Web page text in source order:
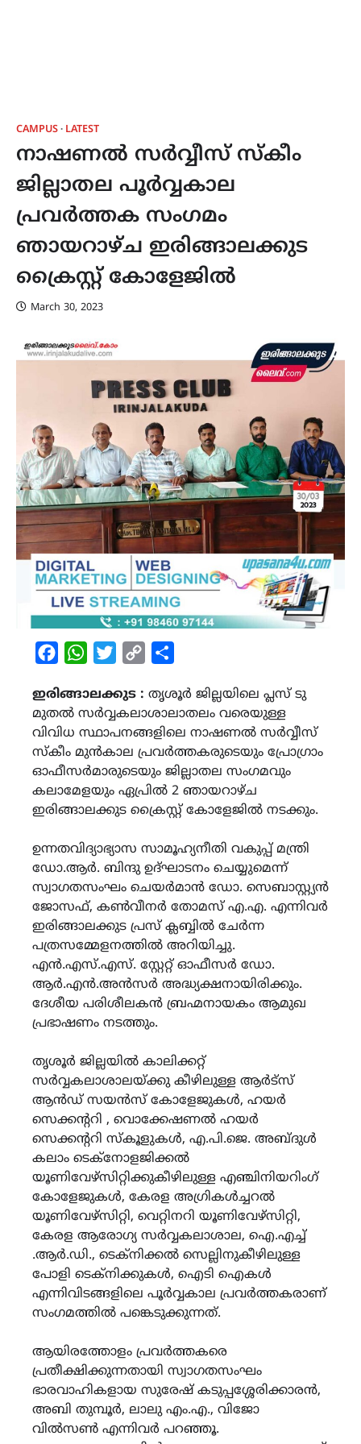
CAMPUS LATEST
നാഷണല്‍ സര്‍വ്വീസ് സ്കീം
ജില്ലാതല പൂര്‍വ്വകാല
പ്രവര്‍ത്തക സംഗമം
ഞായറാഴ്ച ഇരിങ്ങാലക്കുട
ക്രൈസ്റ്റ് കോളേജില്‍
March 30, 2023
FacebookWhatsAppTwitterCopy
ഇരിങ്ങാലക്കുട : തൃശൂര്‍ ജില്ലയിലെ പ്ലസ് ടു
മുതല്‍ സര്‍വ്വകലാശാലാതലം വരെയുള്ള
വിവിധ സ്ഥാപനങ്ങളിലെ നാഷണല്‍ സര്‍വ്വീസ്
സ്കീം മുന്‍കാല പ്രവര്‍ത്തകരുടെയും പ്രോഗ്രാം
ഓഫീസര്‍മാരുടെയും ജില്ലാതല സംഗമവും
കലാമേളയും ഏപ്രില്‍ 2 ഞായറാഴ്ച
ഇരിങ്ങാലക്കുട ക്രൈസ്റ്റ് കോളേജില്‍ നടക്കും.
ഉന്നതവിദ്യാഭ്യാസ സാമൂഹ്യനീതി വകുപ്പ് മന്ത്രി
ഡോ.ആര്‍. ബിന്ദു ഉദ്ഘാടനം ചെയ്യുമെന്ന്
സ്വാഗതസംഘം ചെയര്‍മാന്‍ ഡോ. സെബാസ്റ്റ്യന്‍
ജോസഫ്, കണ്‍വീനര്‍ തോമസ് എ.എ. എന്നിവര്‍
ഇരിങ്ങാലക്കുട പ്രസ് ക്ലബ്ബിൽ ചേർന്ന
പത്രസമ്മേളനത്തില്‍ അറിയിച്ചു.
എന്‍.എസ്.എസ്. സ്റ്റേറ്റ് ഓഫീസര്‍ ഡോ.
ആര്‍.എന്‍.അന്‍സര്‍ അദ്ധ്യക്ഷനായിരിക്കും.
ദേശീയ പരിശീലകന്‍ ബ്രഹ്മനായകം ആമുഖ
പ്രഭാഷണം നടത്തും.
തൃശൂര്‍ ജില്ലയില്‍ കാലിക്കറ്റ്
സര്‍വ്വകലാശാലയ്ക്കു കീഴിലുള്ള ആര്‍ട്സ്
ആന്‍ഡ് സയന്‍സ് കോളേജുകള്‍, ഹയര്‍
സെക്കന്‍ററി , വൊക്കേഷണല്‍ ഹയര്‍
സെക്കന്‍ററി സ്കൂളുകള്‍, എ.പി.ജെ. അബ്ദുള്‍
കലാം ടെക്നോളജിക്കല്‍
യൂണിവേഴ്സിറ്റിക്കുകീഴിലുള്ള എഞ്ചിനിയറിംഗ്
കോളേജുകള്‍, കേരള അഗ്രികള്‍ച്ചറല്‍
യൂണിവേഴ്സിറ്റി, വെറ്റിനറി യൂണിവേഴ്സിറ്റി,
കേരള ആരോഗ്യ സര്‍വ്വകലാശാല, ഐ.എച്ച്
.ആര്‍.ഡി., ടെക്നിക്കല്‍ സെല്ലിനുകീഴിലുള്ള
പോളി ടെക്നിക്കുകള്‍, ഐടി ഐകള്‍
എന്നിവിടങ്ങളിലെ പൂര്‍വ്വകാല പ്രവര്‍ത്തകരാണ്
സംഗമത്തില്‍ പങ്കെടുക്കുന്നത്.
ആയിരത്തോളം പ്രവര്‍ത്തകരെ
പ്രതീക്ഷിക്കുന്നതായി സ്വാഗതസംഘം
ഭാരവാഹികളായ സുരേഷ് കടുപ്പശ്ശേരിക്കാരന്‍,
അബി തുമ്പൂര്‍, ലാലു എം.എ., വിജോ
വില്‍സണ്‍ എന്നിവര്‍ പറഞ്ഞൂ.